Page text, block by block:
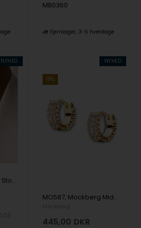
MB0360
Fjernlager 3-5 hverdage
NYHED
MB0097, Mockberg Stone Letter Å Gold Necklace Halskæde
NYHED
19%
MO587, Mockberg Midnight Gold Hoops Small Ørering
445,00 DKR